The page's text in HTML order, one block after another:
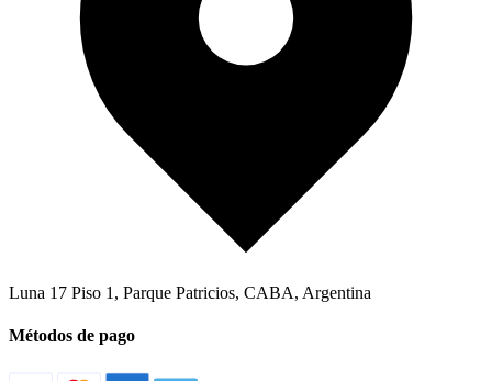
Luna 17 Piso 1 , Parque Patricios, CABA, Argentina
Métodos de pago